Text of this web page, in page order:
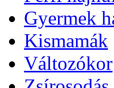
Gyermek
Kismamák
Változókor